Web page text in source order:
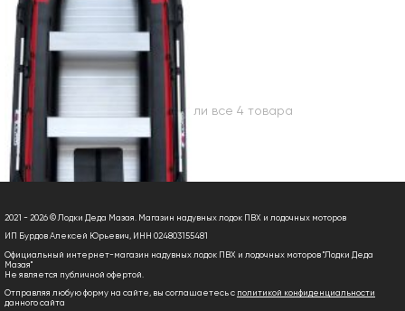
Вы посмотрели все 4 товара
2021 - 2026 © Лодки Деда Мазая. Магазин надувных лодок ПВХ и лодочных моторов
ИП Бурдов Алексей Юрьевич, ИНН 024803155481
Официальный интернет-магазин надувных лодок ПВХ и лодочных моторов "Лодки Деда
Мазая"
Не является публичной офертой.
Отправляя любую форму на сайте, вы соглашаетесь с политикой конфиденциальности
данного сайта